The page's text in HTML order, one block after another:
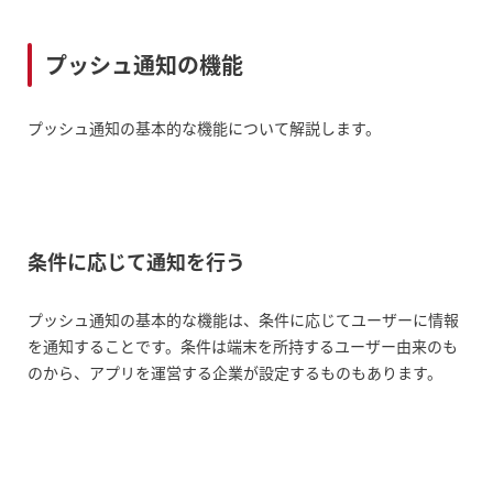
プッシュ通知の機能
プッシュ通知の基本的な機能について解説します。
条件に応じて通知を行う
プッシュ通知の基本的な機能は、条件に応じてユーザーに情報
を通知することです。条件は端末を所持するユーザー由来のも
のから、アプリを運営する企業が設定するものもあります。